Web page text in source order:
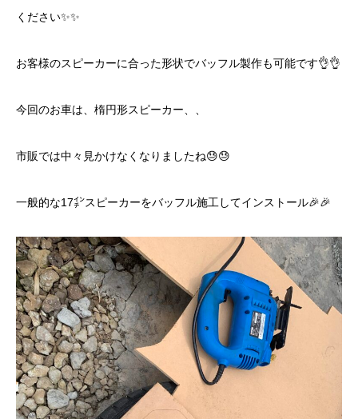
ください✨✨
お客様のスピーカーに合った形状でバッフル製作も可能です👌👌
今回のお車は、楕円形スピーカー、、
市販では中々見かけなくなりましたね😓😓
一般的な17㌅スピーカーをバッフル施工してインストール🎉🎉